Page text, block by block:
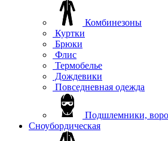
Комбинезоны
Куртки
Брюки
Флис
Термобелье
Дождевики
Повседневная одежда
Подшлемники,
Сноубордическая